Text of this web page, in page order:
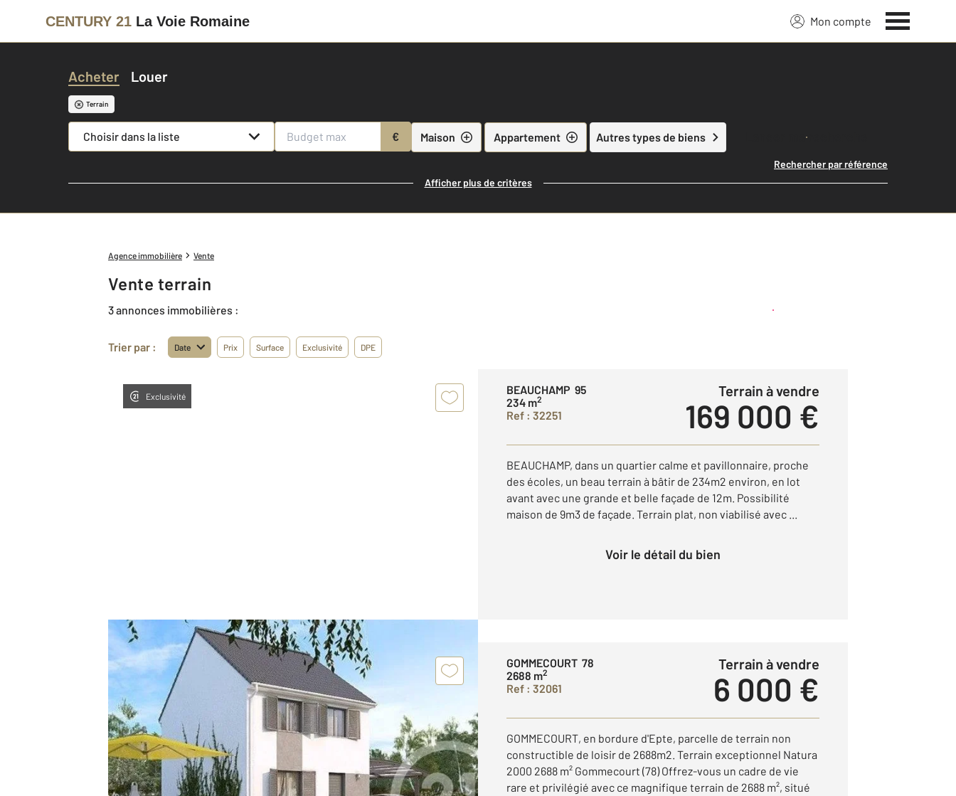
CENTURY 21 La Voie Romaine Mon compte
Acheter Louer
Terrain
Choisir dans la liste € Maison Appartement Autres types de biens Lancer ma recherche
Rechercher par référence
Afficher plus de critères
Agence immobilière Vente
Vente terrain
3 annonces immobilières : Créer une alerte
Trier par : Date Prix Surface Exclusivité DPE
Exclusivité
BEAUCHAMP 95
234 m2
Ref : 32251
Terrain à vendre
169 000 €
BEAUCHAMP, dans un quartier calme et pavillonnaire, proche
des écoles, un beau terrain à bâtir de 234m2 environ, en lot
avant avec une grande et belle façade de 12m. Possibilité
maison de 9m3 de façade. Terrain plat, non viabilisé avec ...
Voir le détail du bien
GOMMECOURT 78
2688 m2
Ref : 32061
Terrain à vendre
6 000 €
GOMMECOURT, en bordure d'Epte, parcelle de terrain non
constructible de loisir de 2688m2. Terrain exceptionnel Natura
2000 2688 m² Gommecourt (78) Offrez-vous un cadre de vie
rare et privilégié avec ce magnifique terrain de 2688 m², situé